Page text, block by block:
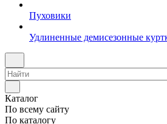
Пуховики
Удлиненные демисезонные
Каталог
По всему сайту
По каталогу